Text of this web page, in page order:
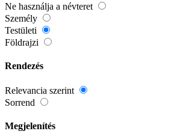
Ne használja a névteret
Személy
Testületi
Földrajzi
Rendezés
Relevancia szerint
Sorrend
Megjelenítés